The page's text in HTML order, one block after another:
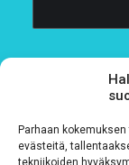
Parhaan
evästeitä,
tekniikoiden